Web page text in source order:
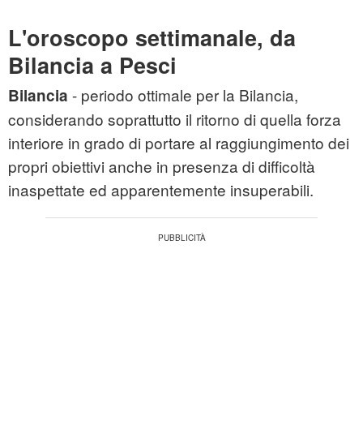
L'oroscopo settimanale, da
Bilancia a Pesci
Bilancia - periodo ottimale per la Bilancia,
considerando soprattutto il ritorno di quella forza
interiore in grado di portare al raggiungimento dei
propri obiettivi anche in presenza di difficoltà
inaspettate ed apparentemente insuperabili.